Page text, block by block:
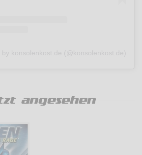
angesehen